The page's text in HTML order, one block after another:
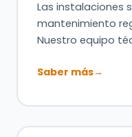
Las instalaciones
mantenimiento
Nuestro equipo
Saber más→